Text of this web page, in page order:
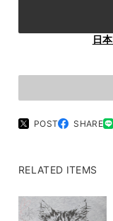
日
POST SHARE
RELATED ITEMS